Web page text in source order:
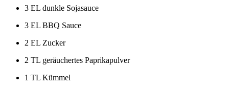
3 EL dunkle Sojasauce
3 EL BBQ Sauce
2 EL Zucker
2 TL geräuchertes Paprikapulver
1 TL Kümmel